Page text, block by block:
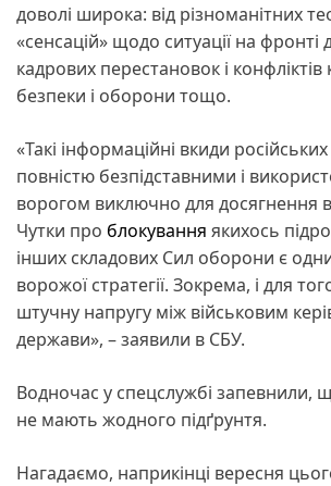
доволі широка: від різноманітних
«сенсацій» щодо ситуації на фронті
кадрових перестановок і конфліктів
безпеки і оборони тощо.
«Такі інформаційні вкиди
повністю безпідставними і
ворогом виключно для досягнення
Чутки про блокування якихось
інших складових Сил оборони є
ворожої стратегії. Зокрема, і для
штучну напругу між військовим
держави», – заявили в СБУ.
Водночас у спецслужбі запевнили,
не мають жодного підґрунтя.
Нагадаємо, наприкінці вересня